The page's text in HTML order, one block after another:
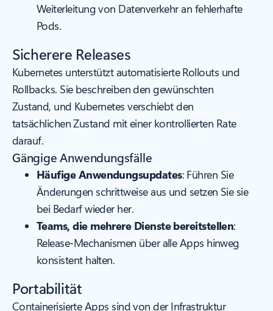
Weiterleitung von Datenverkehr an fehlerhafte
Pods.
Sicherere Releases
Kubernetes unterstützt automatisierte Rollouts und
Rollbacks. Sie beschreiben den gewünschten
Zustand, und Kubernetes verschiebt den
tatsächlichen Zustand mit einer kontrollierten Rate
darauf.
Gängige Anwendungsfälle
Häufige Anwendungsupdates: Führen Sie
Änderungen schrittweise aus und setzen Sie sie
bei Bedarf wieder her.
Teams, die mehrere Dienste bereitstellen:
Release-Mechanismen über alle Apps hinweg
konsistent halten.
Portabilität
Containerisierte Apps sind von der Infrastruktur